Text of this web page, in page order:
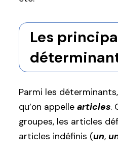
Les
Parmi les
qu’on appelle articles.
groupes, les articles
articles indéfinis (un,